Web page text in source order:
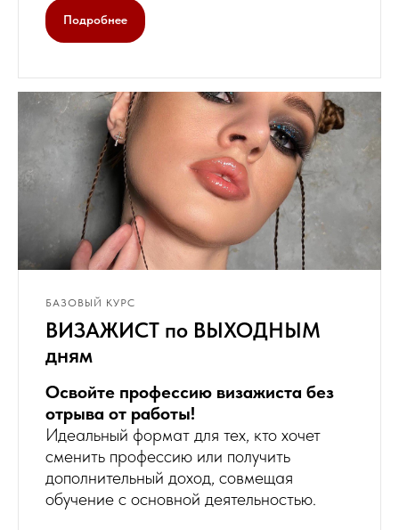
Подробнее
БАЗОВЫЙ КУРС
ВИЗАЖИСТ по ВЫХОДНЫМ
дням
Освойте профессию визажиста без
отрыва от работы!
Идеальный формат для тех, кто хочет
сменить профессию или получить
дополнительный доход, совмещая
обучение с основной деятельностью.